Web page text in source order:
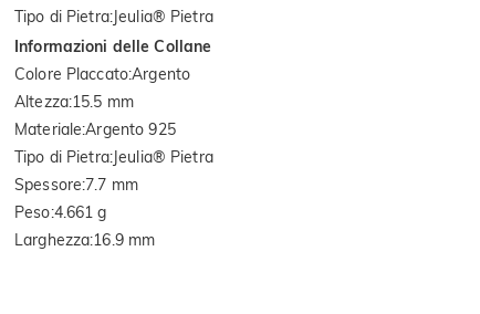
Tipo di Pietra:Jeulia® Pietra
Informazioni delle Collane
Colore Placcato:Argento
Altezza:15.5 mm
Materiale:Argento 925
Tipo di Pietra:Jeulia® Pietra
Spessore:7.7 mm
Peso:4.661 g
Larghezza:16.9 mm